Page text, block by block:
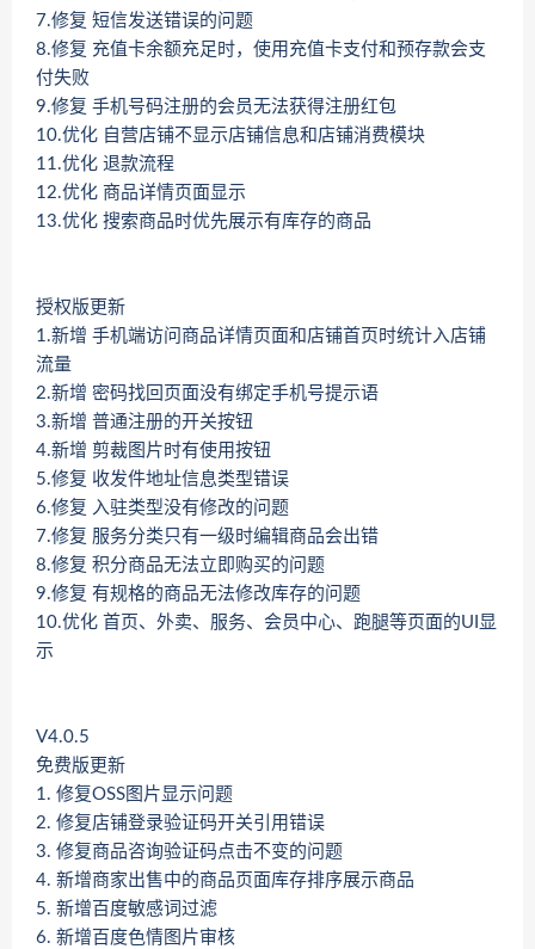
7.修复 短信发送错误的问题
8.修复 充值卡余额充足时，使用充值卡支付和预存款会支
付失败
9.修复 手机号码注册的会员无法获得注册红包
10.优化 自营店铺不显示店铺信息和店铺消费模块
11.优化 退款流程
12.优化 商品详情页面显示
13.优化 搜索商品时优先展示有库存的商品
授权版更新
1.新增 手机端访问商品详情页面和店铺首页时统计入店铺
流量
2.新增 密码找回页面没有绑定手机号提示语
3.新增 普通注册的开关按钮
4.新增 剪裁图片时有使用按钮
5.修复 收发件地址信息类型错误
6.修复 入驻类型没有修改的问题
7.修复 服务分类只有一级时编辑商品会出错
8.修复 积分商品无法立即购买的问题
9.修复 有规格的商品无法修改库存的问题
10.优化 首页、外卖、服务、会员中心、跑腿等页面的UI显
示
V4.0.5
免费版更新
1. 修复OSS图片显示问题
2. 修复店铺登录验证码开关引用错误
3. 修复商品咨询验证码点击不变的问题
4. 新增商家出售中的商品页面库存排序展示商品
5. 新增百度敏感词过滤
6. 新增百度色情图片审核